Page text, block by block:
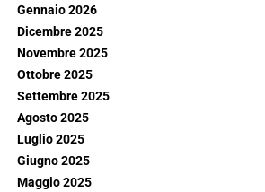
Gennaio 2026
Dicembre 2025
Novembre 2025
Ottobre 2025
Settembre 2025
Agosto 2025
Luglio 2025
Giugno 2025
Maggio 2025